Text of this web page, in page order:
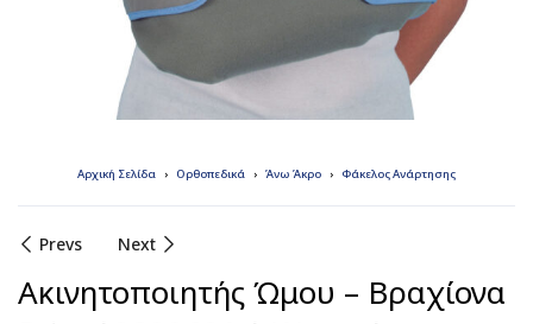
Αρχική Σελίδα Ορθοπεδικά Άνω Άκρο Φάκελος Ανάρτησης
Prevs Next
Ακινητοποιητής Ώμου – Βραχίονα